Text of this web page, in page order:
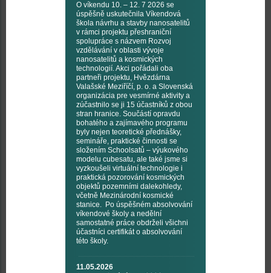
O víkendu 10. – 12. 7 2026 se
úspěšně uskutečnila Víkendová
škola návrhu a stavby nanosatelitů
v rámci projektu přeshraniční
spolupráce s názvem Rozvoj
vzdělávání v oblasti vývoje
nanosatelitů a kosmických
technologií. Akci pořádali oba
partneři projektu, Hvězdárna
Valašské Meziříčí, p. o. a Slovenská
organizácia pre vesmírné aktivity a
zúčastnilo se ji 15 účastníků z obou
stran hranice. Součástí opravdu
bohatého a zajímavého programu
byly nejen teoretické přednášky,
semináře, praktické činnosti se
složením Schoolsatů – výukového
modelu cubesatu, ale také jsme si
vyzkoušeli virtuální technologie i
praktická pozorování kosmických
objektů pozemními dalekohledy,
včetně Mezinárodní kosmické
stanice. Po úspěšném absolvování
víkendové školy a nedělní
samostatné práce obdrželi všichni
účastníci certifikát o absolvování
této školy.
11.05.2026